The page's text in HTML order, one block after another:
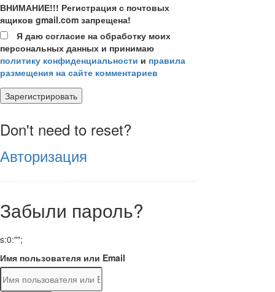
ВНИМАНИЕ!!! Регистрация с почтовых
ящиков gmail.com запрещена!
Я даю согласие на обработку моих
персональных данных и принимаю
политику конфиденциальности и правила
размещения на сайте комментариев
Зарегистрировать
Don't need to reset?
Авторизация
Забыли пароль?
s:0:"";
Имя пользователя или Email